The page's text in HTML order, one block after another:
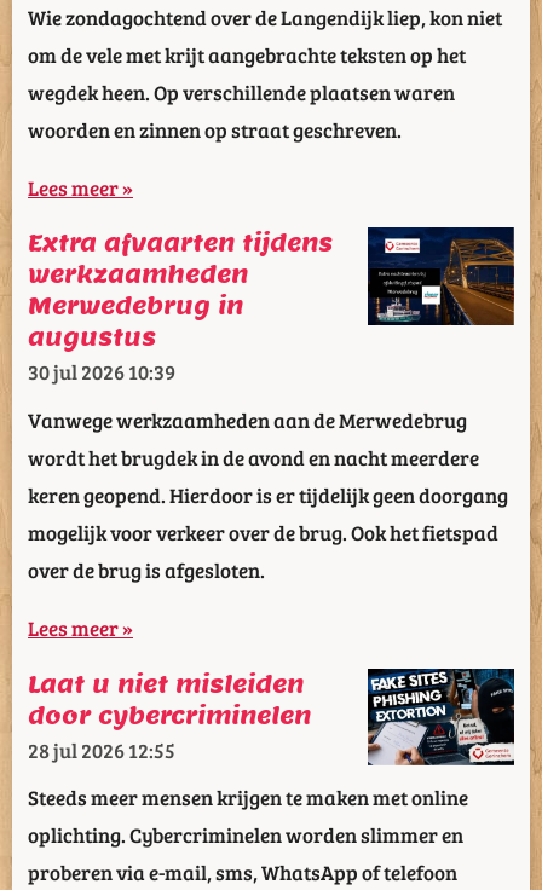
Wie zondagochtend over de Langendijk liep, kon niet
om de vele met krijt aangebrachte teksten op het
wegdek heen. Op verschillende plaatsen waren
woorden en zinnen op straat geschreven.
Lees meer »
Extra afvaarten tijdens
werkzaamheden
Merwedebrug in
augustus
30 jul 202610:39
Vanwege werkzaamheden aan de Merwedebrug
wordt het brugdek in de avond en nacht meerdere
keren geopend. Hierdoor is er tijdelijk geen doorgang
mogelijk voor verkeer over de brug. Ook het fietspad
over de brug is afgesloten.
Lees meer »
Laat u niet misleiden
door cybercriminelen
28 jul 202612:55
Steeds meer mensen krijgen te maken met online
oplichting. Cybercriminelen worden slimmer en
proberen via e-mail, sms, WhatsApp of telefoon